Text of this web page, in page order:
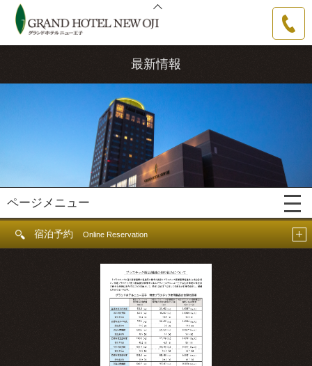
最新情報
ページメニュー
宿泊予約Online Reservation